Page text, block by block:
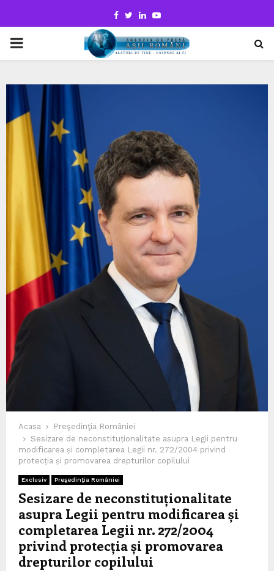
Facebook
TwitterLinkedinYoutube
PRIMARY
Acasa
Preşedinţia României
Sesizare de neconstituționalitate asupra Legii pentru
modificarea și completarea Legii nr. 272/2004 privind
protecția și promovarea drepturilor copilului
Exclusiv Preşedinţia României
Sesizare de neconstituționalitate
asupra Legii pentru modificarea și
completarea Legii nr. 272/2004
privind protecția și promovarea
drepturilor copilului